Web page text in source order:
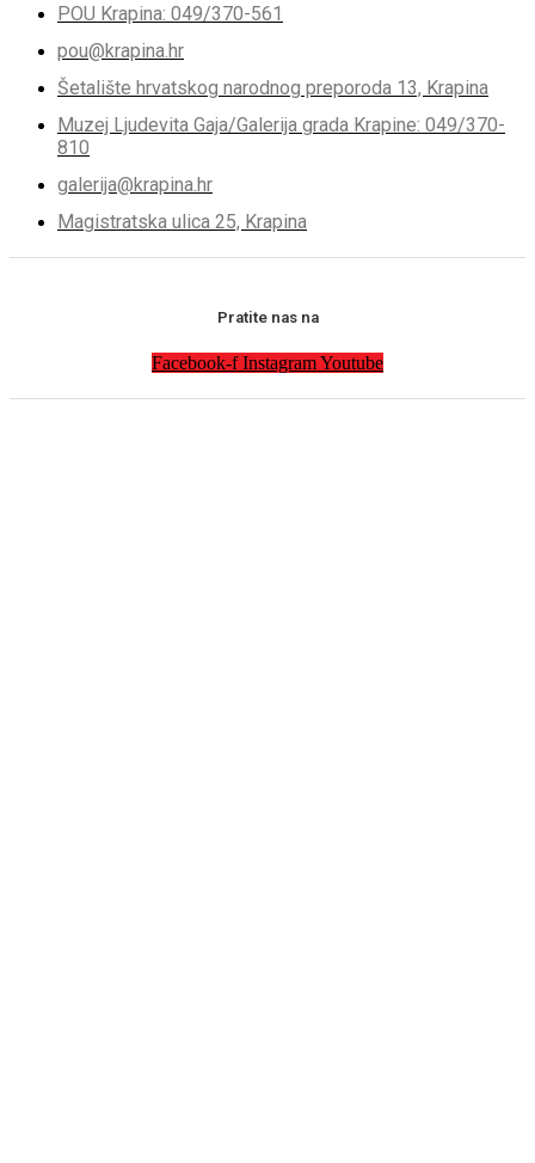
POU Krapina: 049/370-561
pou@krapina.hr
Šetalište hrvatskog narodnog preporoda 13, Krapina
Muzej Ljudevita Gaja/Galerija grada Krapine: 049/370-
810
galerija@krapina.hr
Magistratska ulica 25, Krapina
Pratite nas na
Facebook-f InstagramYoutube